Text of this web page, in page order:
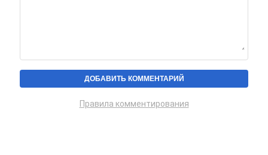
Правила комментирования